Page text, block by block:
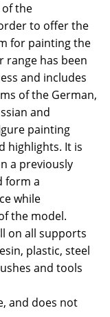
of the
to offer the
for painting the
range has been
and includes
of the German,
and
painting
highlights. It is
a previously
form a
while
the model.
on all supports
plastic, steel
and tools
and does not